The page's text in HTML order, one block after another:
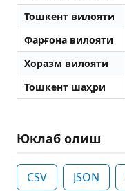
Тошкент вилояти
Фарғона вилояти
Хоразм вилояти
Тошкент шаҳри
Юклаб олиш
CSV JSON